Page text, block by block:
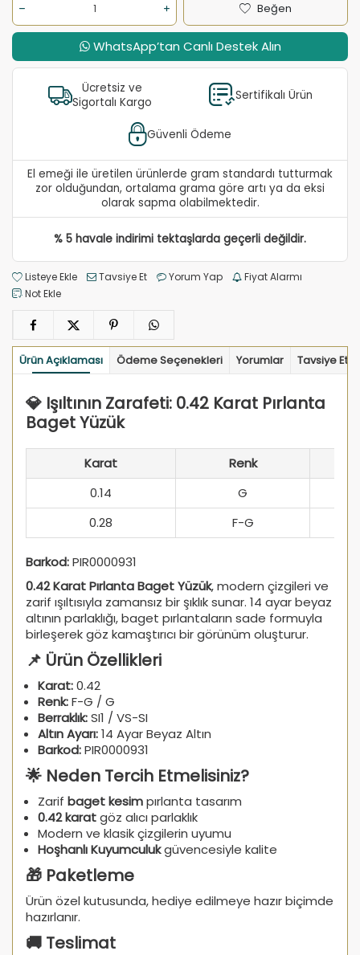
Beğen
WhatsApp’tan Canlı Destek Alın
Ücretsiz ve
Sigortalı Kargo
Sertifikalı Ürün
Güvenli Ödeme
El emeği ile üretilen ürünlerde gram standardı tutturmak
zor olduğundan, ortalama grama göre artı ya da eksi
olarak sapma olabilmektedir.
% 5 havale indirimi tektaşlarda geçerli değildir.
Listeye Ekle Tavsiye Et Yorum Yap
Fiyat Alarmı
Not Ekle
Ürün Açıklaması Ödeme Seçenekleri Yorumlar Tavsiye Et
💎 Işıltının Zarafeti: 0.42 Karat Pırlanta
Baget Yüzük
Karat
Renk
0.14
G
0.28
F-G
Barkod:PIR0000931
0.42 Karat Pırlanta Baget Yüzük, modern çizgileri ve
zarif ışıltısıyla zamansız bir şıklık sunar. 14 ayar beyaz
altının parlaklığı, baget pırlantaların sade formuyla
birleşerek göz kamaştırıcı bir görünüm oluşturur.
📌 Ürün Özellikleri
Karat:0.42
Renk:F-G / G
Berraklık:SI1 / VS-SI
Altın Ayarı:14 Ayar Beyaz Altın
Barkod:PIR0000931
🌟 Neden Tercih Etmelisiniz?
Zarif baget kesimpırlanta tasarım
0.42 karatgöz alıcı parlaklık
Modern ve klasik çizgilerin uyumu
Hoşhanlı Kuyumculukgüvencesiyle kalite
🎁 Paketleme
Ürün özel kutusunda, hediye edilmeye hazır biçimde
hazırlanır.
🚚 Teslimat